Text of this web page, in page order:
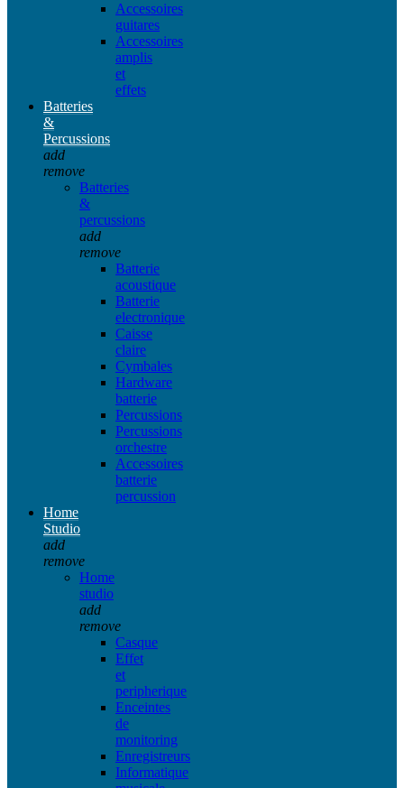
Accessoires
guitares
Accessoires
amplis
et
effets
Batteries
&
Percussions
add
remove
Batteries
&
percussions
add
remove
Batterie
acoustique
Batterie
electronique
Caisse
claire
Cymbales
Hardware
batterie
Percussions
Percussions
orchestre
Accessoires
batterie
percussion
Home
Studio
add
remove
Home
studio
add
remove
Casque
Effet
et
peripherique
Enceintes
de
monitoring
Enregistreurs
Informatique